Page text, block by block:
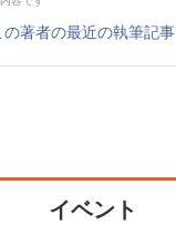
の著者の最近の執筆記事
イベント